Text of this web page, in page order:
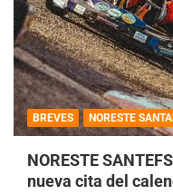
BREVES NORESTE
NORESTE
nueva cita del